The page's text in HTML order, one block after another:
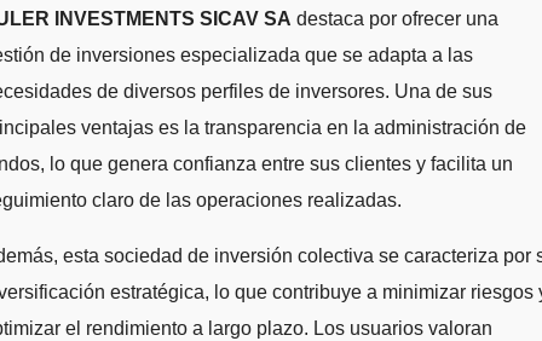
INVESTMENTS SICAV SA destaca por ofrecer una
de inversiones especializada que se adapta a las
de diversos perfiles de inversores. Una de sus
ventajas es la transparencia en la administración de
lo que genera confianza entre sus clientes y facilita un
claro de las operaciones realizadas.
esta sociedad de inversión colectiva se caracteriza por
estratégica, lo que contribuye a minimizar riesgos
el rendimiento a largo plazo. Los usuarios valoran